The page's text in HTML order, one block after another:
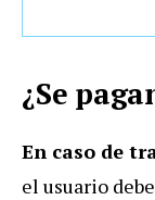
¿Se
En caso de
el usuario